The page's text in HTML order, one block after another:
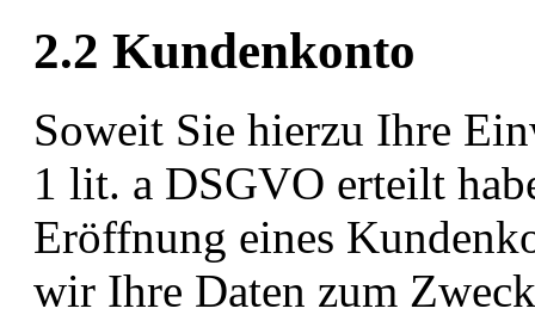
2.2 Kundenkonto
Soweit Sie hierzu Ihre
1 lit. a DSGVO erteilt
Eröffnung eines
wir Ihre Daten zum